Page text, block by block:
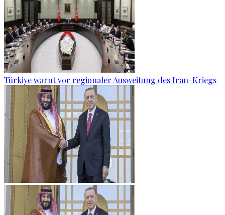
Türkiye warnt vor regionaler Ausweitung des Iran-Kriegs